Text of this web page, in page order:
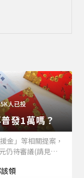
人已投
發1萬嗎？
金」等相關提案，
仍待審議(請見下
領